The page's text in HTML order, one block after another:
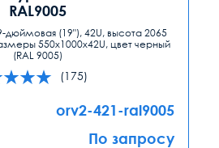
RAL9005
дюймовая (19"), 42U, высота 2065
550x1000x42U, цвет черный
(RAL 9005)
(175)
orv2-421-ral9005
По запросу